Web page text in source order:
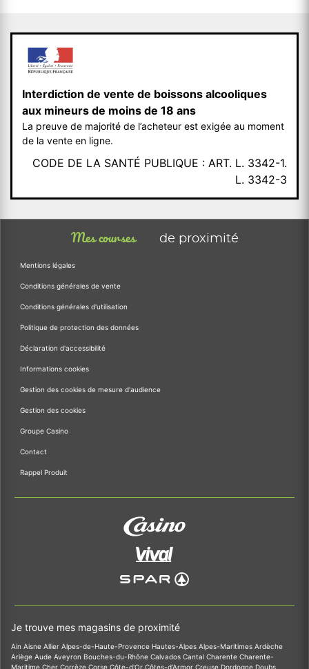
Interdiction de vente de boissons alcooliques
aux mineurs de moins de 18 ans
La preuve de majorité de l’acheteur est exigée au moment
de la vente en ligne.
CODE DE LA SANTÉ PUBLIQUE : ART. L. 3342-1.
L. 3342-3
Mes courses de proximité
Mentions légales
Conditions générales de vente
Conditions générales d'utilisation
Politique de protection des données
Déclaration d'accessibilité
Informations cookies
Gestion des cookies de mesure d'audience
Gestion des cookies
Groupe Casino
Contact
Rappel Produit
Je trouve mes magasins de proximité
Ain Aisne Allier Alpes-de-Haute-Provence Hautes-Alpes Alpes-Maritimes Ardèche
Ariège Aude Aveyron Bouches-du-Rhône Calvados Cantal Charente Charente-
Maritime Cher Corrèze Corse Côte-d'Or Côtes-d'Armor Creuse Dordogne Doubs